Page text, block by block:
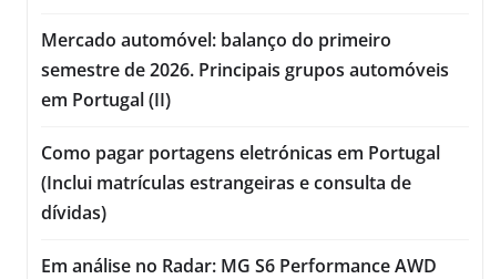
Mercado automóvel: balanço do primeiro
semestre de 2026. Principais grupos automóveis
em Portugal (II)
Como pagar portagens eletrónicas em Portugal
(Inclui matrículas estrangeiras e consulta de
dívidas)
Em análise no Radar: MG S6 Performance AWD